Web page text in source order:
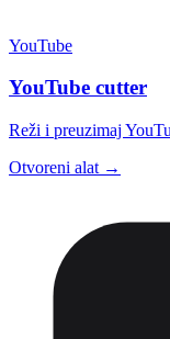
YouTube
YouTube cutter
Reži i preuzimaj
Otvoreni alat →